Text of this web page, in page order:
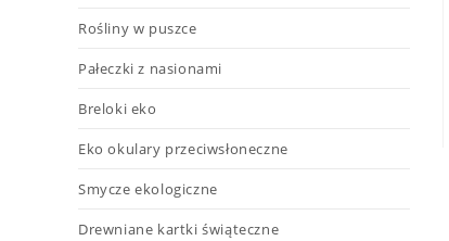
Rośliny w puszce
Pałeczki z nasionami
Breloki eko
Eko okulary przeciwsłoneczne
Smycze ekologiczne
Drewniane kartki świąteczne